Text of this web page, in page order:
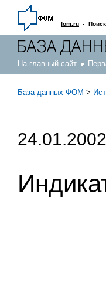
fom.ru · Поиск
На главный сайт
База данных ФОМ >